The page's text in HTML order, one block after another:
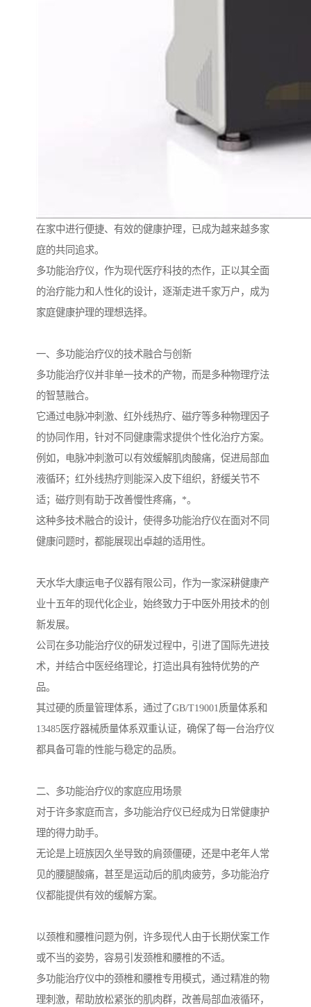
在家中进行便捷、有效的健康护理，已成为越来越多家
庭的共同追求。
多功能治疗仪，作为现代医疗科技的杰作，正以其全面
的治疗能力和人性化的设计，逐渐走进千家万户，成为
家庭健康护理的理想选择。
一、多功能治疗仪的技术融合与创新
多功能治疗仪并非单一技术的产物，而是多种物理疗法
的智慧融合。
它通过电脉冲刺激、红外线热疗、磁疗等多种物理因子
的协同作用，针对不同健康需求提供个性化治疗方案。
例如，电脉冲刺激可以有效缓解肌肉酸痛，促进局部血
液循环；红外线热疗则能深入皮下组织，舒缓关节不
适；磁疗则有助于改善慢性疼痛，*。
这种多技术融合的设计，使得多功能治疗仪在面对不同
健康问题时，都能展现出卓越的适用性。
天水华大康运电子仪器有限公司，作为一家深耕健康产
业十五年的现代化企业，始终致力于中医外用技术的创
新发展。
公司在多功能治疗仪的研发过程中，引进了国际先进技
术，并结合中医经络理论，打造出具有独特优势的产
品。
其过硬的质量管理体系，通过了GB/T19001质量体系和
13485医疗器械质量体系双重认证，确保了每一台治疗仪
都具备可靠的性能与稳定的品质。
二、多功能治疗仪的家庭应用场景
对于许多家庭而言，多功能治疗仪已经成为日常健康护
理的得力助手。
无论是上班族因久坐导致的肩颈僵硬，还是中老年人常
见的腰腿酸痛，甚至是运动后的肌肉疲劳，多功能治疗
仪都能提供有效的缓解方案。
以颈椎和腰椎问题为例，许多现代人由于长期伏案工作
或不当的姿势，容易引发颈椎和腰椎的不适。
多功能治疗仪中的颈椎和腰椎专用模式，通过精准的物
理刺激，帮助放松紧张的肌肉群，改善局部血液循环，